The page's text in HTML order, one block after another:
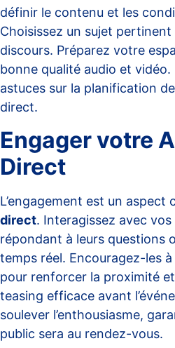
définir le contenu et les
Choisissez un sujet
discours. Préparez votre
bonne qualité audio et vidéo.
astuces sur la planification
direct.
Engager votre
Direct
L’engagement est un aspect
direct. Interagissez avec
répondant à leurs questions
temps réel. Encouragez-les
pour renforcer la proximité
teasing efficace avant
soulever l’enthousiasme,
public sera au rendez-vous.